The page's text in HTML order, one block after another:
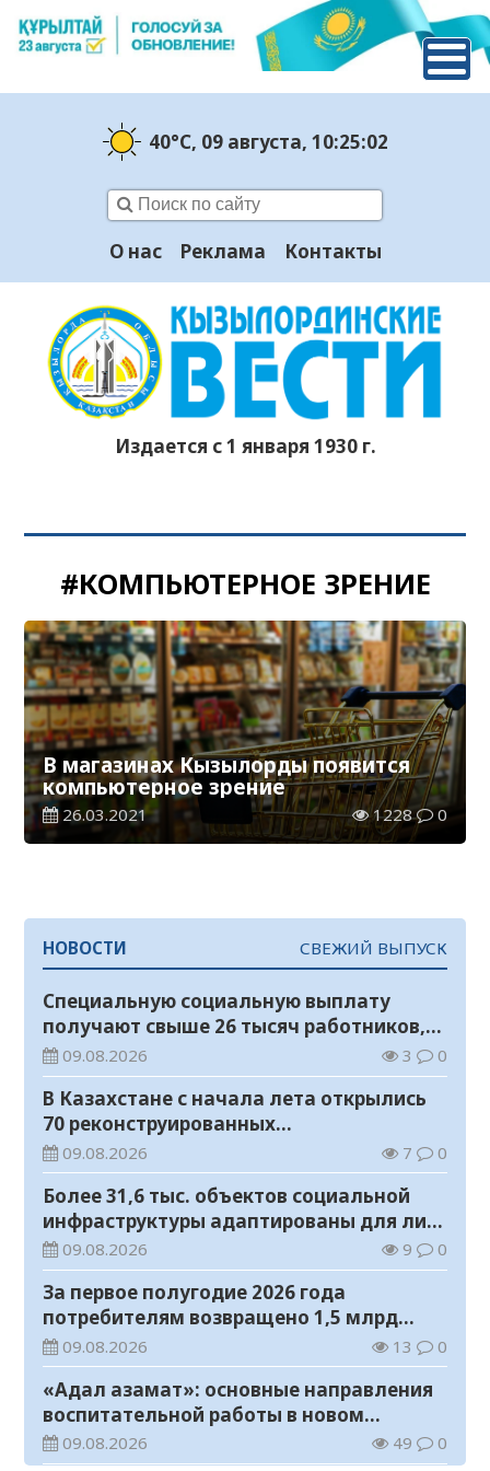
40°C, 09 августа, 10:25:02
О нас Реклама Контакты
Издается с 1 января 1930 г.
#КОМПЬЮТЕРНОЕ ЗРЕНИЕ
В магазинах Кызылорды появится
компьютерное зрение
26.03.2021 1228 0
НОВОСТИ СВЕЖИЙ ВЫПУСК
Специальную социальную выплату
получают свыше 26 тысяч работников,
занятых во вредных условиях труда
09.08.2026 3 0
В Казахстане с начала лета открылись
70 реконструированных
железнодорожных вокзалов
09.08.2026 7 0
Более 31,6 тыс. объектов социальной
инфраструктуры адаптированы для лиц
с инвалидностью
09.08.2026 9 0
За первое полугодие 2026 года
потребителям возвращено 1,5 млрд
тенге
09.08.2026 13 0
«Адал азамат»: основные направления
воспитательной работы в новом
учебном году
09.08.2026 49 0